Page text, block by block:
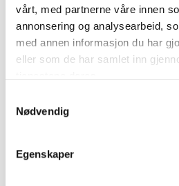
vårt, med partnerne våre innen
annonsering og analysearbeid,
med annen informasjon du har
eller som de har samlet inn
Nødvendig
Egenskaper